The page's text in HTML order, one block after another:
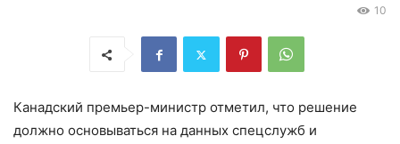
10
Канадский премьер-министр отметил, что решение
должно основываться на данных спецслужб и